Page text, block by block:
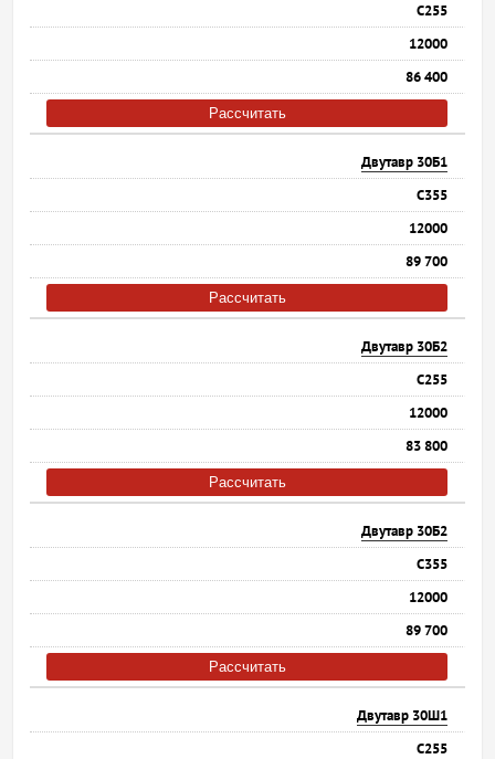
С255
12000
86 400
Рассчитать
Двутавр 30Б1
С355
12000
89 700
Рассчитать
Двутавр 30Б2
С255
12000
83 800
Рассчитать
Двутавр 30Б2
С355
12000
89 700
Рассчитать
Двутавр 30Ш1
С255